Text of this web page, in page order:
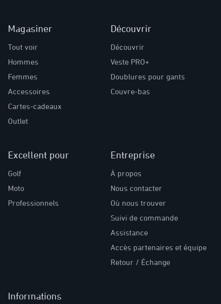
Magasiner
Tout voir
Hommes
Femmes
Accessoires
Cartes-cadeaux
Outlet
Découvrir
Découvrir
Veste PRO+
Doublures pour gants
Couvre-bas
Excellent pour
Golf
Moto
Professionnels
Entreprise
À propos
Nous contacter
Où nous trouver
Suivi de commande
Assistance
Accès partenaires et équipe
Retour / Échange
Informations